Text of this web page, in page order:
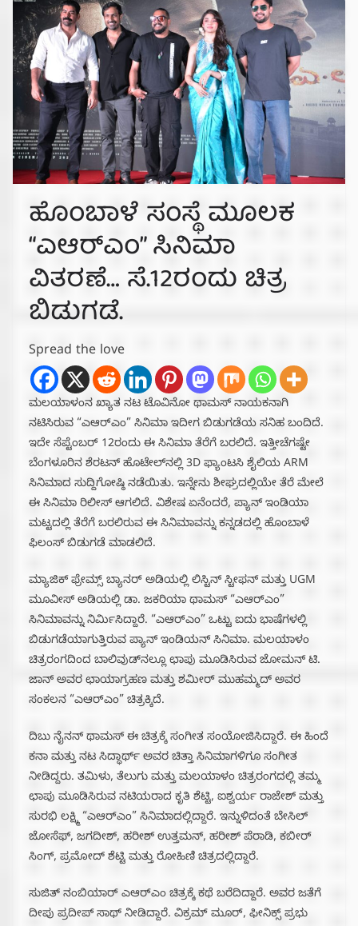
ಹೊಂಬಾಳೆ ಸಂಸ್ಥೆ ಮೂಲಕ
“ಎಆರ್‌ಎಂ” ಸಿನಿಮಾ
ವಿತರಣೆ… ಸೆ.12ರಂದು ಚಿತ್ರ
ಬಿಡುಗಡೆ.
Spread the love
ಮಲಯಾಳಂನ ಖ್ಯಾತ ನಟ ಟೊವಿನೋ ಥಾಮಸ್‌ ನಾಯಕನಾಗಿ
ನಟಿಸಿರುವ “ಎಆರ್‌ಎಂ” ಸಿನಿಮಾ ಇದೀಗ ಬಿಡುಗಡೆಯ ಸನಿಹ ಬಂದಿದೆ.
ಇದೇ ಸೆಪ್ಟೆಂಬರ್‌ 12ರಂದು ಈ ಸಿನಿಮಾ ತೆರೆಗೆ ಬರಲಿದೆ. ಇತ್ತೀಚೆಗಷ್ಟೇ
ಬೆಂಗಳೂರಿನ ಶೆರಟನ್ ಹೊಟೇಲ್‌ನಲ್ಲಿ 3D ಫ್ಯಾಂಟಸಿ ಶೈಲಿಯ ARM
ಸಿನಿಮಾದ ಸುದ್ದಿಗೋಷ್ಠಿ ನಡೆಯಿತು. ಇನ್ನೇನು ಶೀಘ್ರದಲ್ಲಿಯೇ ತೆರೆ ಮೇಲೆ
ಈ ಸಿನಿಮಾ ರಿಲೀಸ್‌ ಆಗಲಿದೆ. ವಿಶೇಷ ಏನೆಂದರೆ, ಪ್ಯಾನ್‌ ಇಂಡಿಯಾ
ಮಟ್ಟದಲ್ಲಿ ತೆರೆಗೆ ಬರಲಿರುವ ಈ ಸಿನಿಮಾವನ್ನು ಕನ್ನಡದಲ್ಲಿ ಹೊಂಬಾಳೆ
ಫಿಲಂಸ್‌ ಬಿಡುಗಡೆ ಮಾಡಲಿದೆ.
ಮ್ಯಾಜಿಕ್ ಫ್ರೇಮ್ಸ್ ಬ್ಯಾನರ್ ಅಡಿಯಲ್ಲಿ ಲಿಸ್ಟಿನ್ ಸ್ಟೀಫನ್ ಮತ್ತು UGM
ಮೂವೀಸ್ ಅಡಿಯಲ್ಲಿ ಡಾ. ಜಕರಿಯಾ ಥಾಮಸ್ “ಎಆರ್‌ಎಂ”
ಸಿನಿಮಾವನ್ನು ನಿರ್ಮಿಸಿದ್ದಾರೆ. “ಎಆರ್‌ಎಂ” ಒಟ್ಟು ಐದು ಭಾಷೆಗಳಲ್ಲಿ
ಬಿಡುಗಡೆಯಾಗುತ್ತಿರುವ ಪ್ಯಾನ್ ಇಂಡಿಯನ್ ಸಿನಿಮಾ. ಮಲಯಾಳಂ
ಚಿತ್ರರಂಗದಿಂದ ಬಾಲಿವುಡ್‌ನಲ್ಲೂ ಛಾಪು ಮೂಡಿಸಿರುವ ಜೋಮನ್ ಟಿ.
ಜಾನ್ ಅವರ ಛಾಯಾಗ್ರಹಣ ಮತ್ತು ಶಮೀರ್ ಮುಹಮ್ಮದ್ ಅವರ
ಸಂಕಲನ “ಎಆರ್‌ಎಂ” ಚಿತ್ರಕ್ಕಿದೆ.
ದಿಬು ನೈನನ್ ಥಾಮಸ್ ಈ ಚಿತ್ರಕ್ಕೆ ಸಂಗೀತ ಸಂಯೋಜಿಸಿದ್ದಾರೆ. ಈ ಹಿಂದೆ
ಕನಾ ಮತ್ತು ನಟ ಸಿದ್ಧಾರ್ಥ್‌ ಅವರ ಚಿತ್ತಾ ಸಿನಿಮಾಗಳಿಗೂ ಸಂಗೀತ
ನೀಡಿದ್ದರು. ತಮಿಳು, ತೆಲುಗು ಮತ್ತು ಮಲಯಾಳಂ ಚಿತ್ರರಂಗದಲ್ಲಿ ತಮ್ಮ
ಛಾಪು ಮೂಡಿಸಿರುವ ನಟಿಯರಾದ ಕೃತಿ ಶೆಟ್ಟಿ, ಐಶ್ವರ್ಯ ರಾಜೇಶ್ ಮತ್ತು
ಸುರಭಿ ಲಕ್ಷ್ಮಿ “ಎಆರ್‌ಎಂ” ಸಿನಿಮಾದಲ್ಲಿದ್ದಾರೆ. ಇನ್ನುಳಿದಂತೆ ಬೇಸಿಲ್
ಜೋಸೆಫ್, ಜಗದೀಶ್, ಹರೀಶ್ ಉತ್ತಮನ್, ಹರೀಶ್ ಪೆರಾಡಿ, ಕಬೀರ್
ಸಿಂಗ್, ಪ್ರಮೋದ್ ಶೆಟ್ಟಿ ಮತ್ತು ರೋಹಿಣಿ ಚಿತ್ರದಲ್ಲಿದ್ದಾರೆ.
ಸುಜಿತ್ ನಂಬಿಯಾರ್ ಎಆರ್‌ಎಂ ಚಿತ್ರಕ್ಕೆ ಕಥೆ ಬರೆದಿದ್ದಾರೆ. ಅವರ ಜತೆಗೆ
ದೀಪು ಪ್ರದೀಪ್ ಸಾಥ್‌ ನೀಡಿದ್ದಾರೆ. ವಿಕ್ರಮ್ ಮೂರ್, ಫೀನಿಕ್ಸ್ ಪ್ರಭು